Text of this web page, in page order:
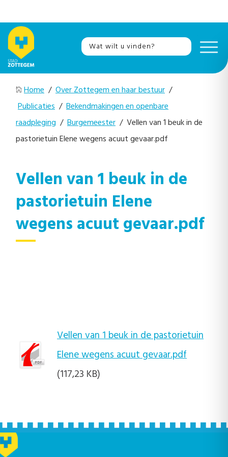
Home / Over Zottegem en haar bestuur /
Publicaties / Bekendmakingen en openbare
raadpleging / Burgemeester / Vellen van 1 beuk in de
pastorietuin Elene wegens acuut gevaar.pdf
Vellen van 1 beuk in de
pastorietuin Elene
wegens acuut gevaar.pdf
Vellen van 1 beuk in de pastorietuin
Elene wegens acuut gevaar.pdf
(117,23 KB)